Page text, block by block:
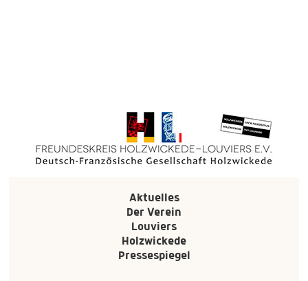
Aktuelles
Der Verein
Louviers
Holzwickede
Pressespiegel